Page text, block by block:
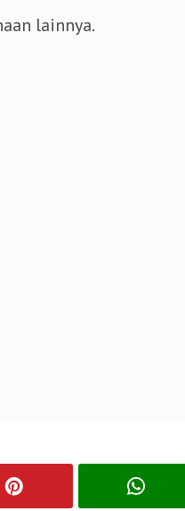
lainnya.